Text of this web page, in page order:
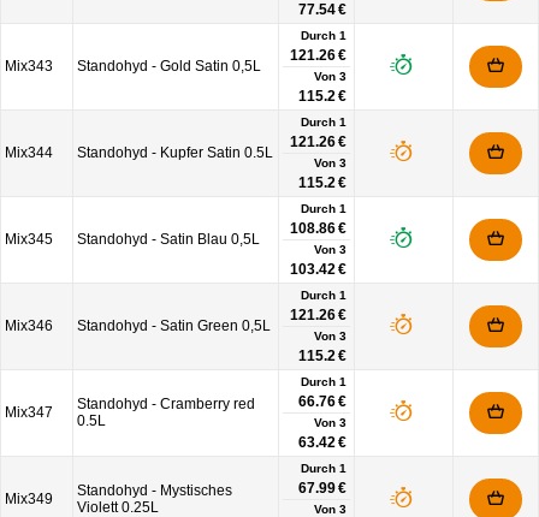
77.54 €
Mix343 Standohyd - Gold Satin 0,5L
Durch 1
121.26 €
Von 3
115.2 €
Mix344 Standohyd - Kupfer Satin 0.5L
Durch 1
121.26 €
Von 3
115.2 €
Mix345 Standohyd - Satin Blau 0,5L
Durch 1
108.86 €
Von 3
103.42 €
Mix346 Standohyd - Satin Green 0,5L
Durch 1
121.26 €
Von 3
115.2 €
Mix347
Standohyd - Cramberry red
0.5L
Durch 1
66.76 €
Von 3
63.42 €
Mix349
Standohyd - Mystisches
Violett 0.25L
Durch 1
67.99 €
Von 3